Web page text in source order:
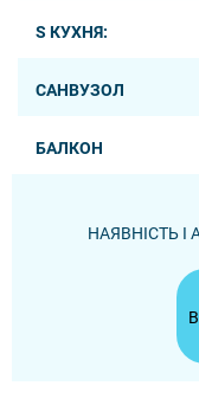
S КУХНЯ:
САНВУЗОЛ
БАЛКОН
НАЯВНІСТЬ І